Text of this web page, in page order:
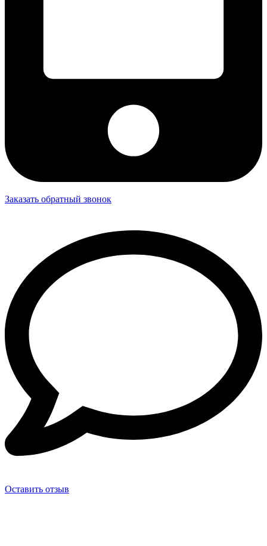
Заказать обратный звонок
Оставить отзыв